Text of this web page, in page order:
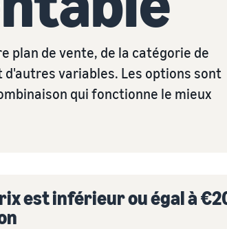
par Amazon
l'expédition, les retours et le service client
des marques
votre marque avec Amazon
disponibles et comment vous développer
grâce aux programmes Expédié par Amazon
plan de vente, de la catégorie de
variables. Les options sont
qui fonctionne le mieux
est inférieur ou égal à